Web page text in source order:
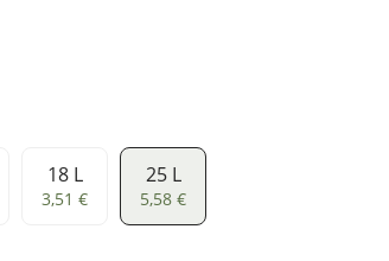
18 L
18 L
3,51 €
25 L
25 L
5,58 €